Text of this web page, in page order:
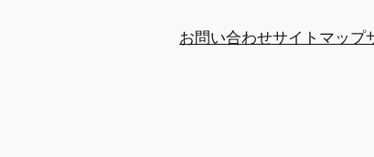
お問い合わせサイトマップ